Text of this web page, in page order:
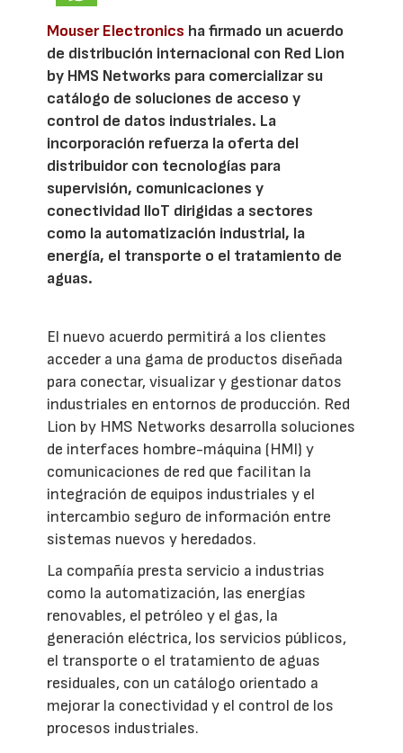
Mouser Electronics ha firmado un acuerdo
de distribución internacional con Red Lion
by HMS Networks para comercializar su
catálogo de soluciones de acceso y
control de datos industriales. La
incorporación refuerza la oferta del
distribuidor con tecnologías para
supervisión, comunicaciones y
conectividad IIoT dirigidas a sectores
como la automatización industrial, la
energía, el transporte o el tratamiento de
aguas.
El nuevo acuerdo permitirá a los clientes
acceder a una gama de productos diseñada
para conectar, visualizar y gestionar datos
industriales en entornos de producción. Red
Lion by HMS Networks desarrolla soluciones
de interfaces hombre-máquina (HMI) y
comunicaciones de red que facilitan la
integración de equipos industriales y el
intercambio seguro de información entre
sistemas nuevos y heredados.
La compañía presta servicio a industrias
como la automatización, las energías
renovables, el petróleo y el gas, la
generación eléctrica, los servicios públicos,
el transporte o el tratamiento de aguas
residuales, con un catálogo orientado a
mejorar la conectividad y el control de los
procesos industriales.